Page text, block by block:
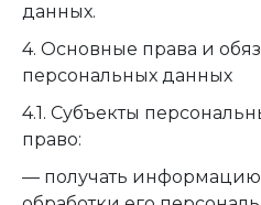
данных.
4. Основные права и
персональных данных
4.1. Субъекты
право:
— получать